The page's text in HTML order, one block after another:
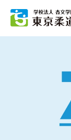
TOKYO
学校のこと・